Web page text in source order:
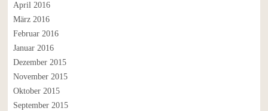
April 2016
März 2016
Februar 2016
Januar 2016
Dezember 2015
November 2015
Oktober 2015
September 2015